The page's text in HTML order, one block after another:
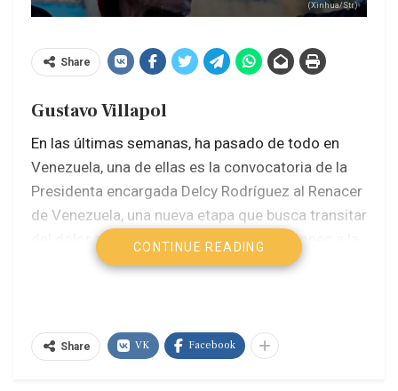
(Xinhua/Str)
Share
Gustavo Villapol
En las últimas semanas, ha pasado de todo en
Venezuela, una de ellas es la convocatoria de la
Presidenta encargada Delcy Rodríguez al Renacer
de Venezuela, una nueva etapa que busca transitar
del dolor a la reconciliación, de las sanciones a la
producción y de la fractura a la unidad nacional.
mucha bulla y poco queso. Las mismas voces de
siempre, las de aquellos que confunden la
CONTINUE READING
Share VK Facebook